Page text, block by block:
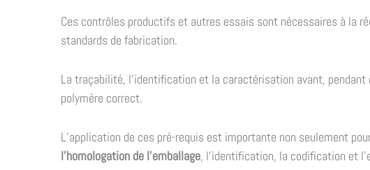
Ces contrôles productifs et autres essais sont nécessaires à la
standards de fabrication.
La traçabilité, l’identification et la caractérisation avant,
polymère correct.
L’application de ces pré-requis est importante non seulement
l’homologation de l’emballage, l’identification, la codification et